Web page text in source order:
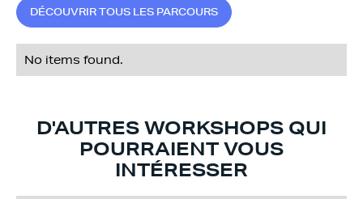
No items found.
DÉCOUVRIRTOUS LES PARCOURS
D'AUTRES WORKSHOPS QUI
POURRAIENT VOUS
INTÉRESSER